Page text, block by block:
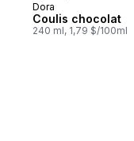
Dora
Coulis chocolat
240 ml, 1,79 $/100ml